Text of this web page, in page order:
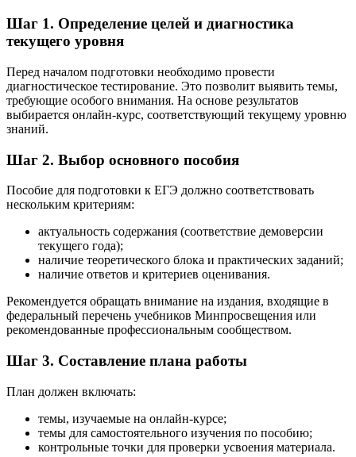
Шаг 1. Определение целей и диагностика
текущего уровня
Перед началом подготовки необходимо провести
диагностическое тестирование. Это позволит выявить темы,
требующие особого внимания. На основе результатов
выбирается онлайн-курс, соответствующий текущему уровню
знаний.
Шаг 2. Выбор основного пособия
Пособие для подготовки к ЕГЭ должно соответствовать
нескольким критериям:
актуальность содержания (соответствие демоверсии
текущего года);
наличие теоретического блока и практических заданий;
наличие ответов и критериев оценивания.
Рекомендуется обращать внимание на издания, входящие в
федеральный перечень учебников Минпросвещения или
рекомендованные профессиональным сообществом.
Шаг 3. Составление плана работы
План должен включать:
темы, изучаемые на онлайн-курсе;
темы для самостоятельного изучения по пособию;
контрольные точки для проверки усвоения материала.